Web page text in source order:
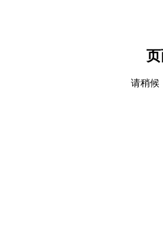
请稍候